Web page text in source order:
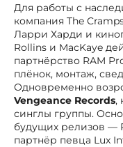
Для работы с
компания The
Ларри Харди и
Rollins и MacKaye
партнёрство RAM
плёнок, монтаж,
Одновременно
Vengeance Records,
синглы группы.
будущих релизов —
партнёр певца Lux